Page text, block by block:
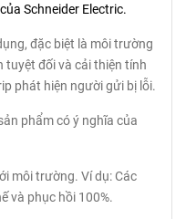
Schneider Electric.
đặc biệt là môi trường
tuyệt đối và cải thiện tính
phát hiện người gửi bị lỗi.
phẩm có ý nghĩa của
môi trường. Ví dụ: Các
và phục hồi 100%.